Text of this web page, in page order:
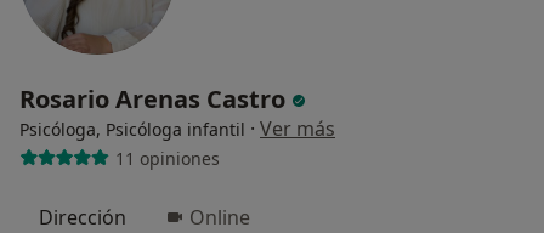
Rosario Arenas Castro
Psicóloga, Psicóloga infantil · Ver más
11 opiniones
Dirección Online